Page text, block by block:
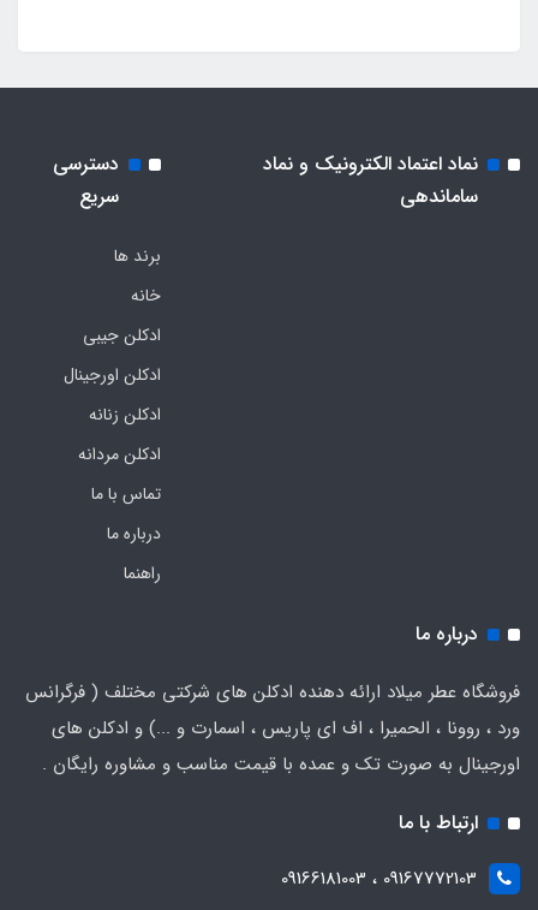
نماد اعتماد الکترونیک و نماد
ساماندهی
دسترسی
سریع
برند ها
خانه
ادکلن جیبی
ادکلن اورجینال
ادکلن زنانه
ادکلن مردانه
تماس با ما
درباره ما
راهنما
درباره ما
فروشگاه عطر میلاد ارائه دهنده ادکلن های شرکتی مختلف ( فرگرانس
ورد ، روونا ، الحمیرا ، اف ای پاریس ، اسمارت و ...) و ادکلن های
اورجینال به صورت تک و عمده با قیمت مناسب و مشاوره رایگان .
ارتباط با ما
09167772103 ، 09166181003